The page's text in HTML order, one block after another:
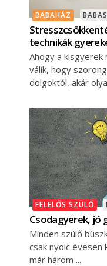
BABAHÁZ
technikák
Ahogy a kisgyerek
válik, hogy
dolgoktól, akár
FELELŐS SZÜLŐ
Csodagyerek, jó
Minden szülő
csak nyolc évesen
már három